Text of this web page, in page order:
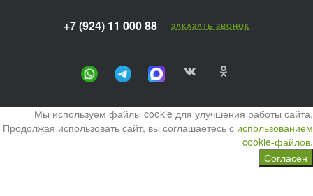
+7 (924) 11 000 88 ЗАКАЗАТЬ ЗВОНОК
Мы используем файлы cookie для улучшения работы сайта.
Продолжая использовать сайт, вы соглашаетесь с использованием
cookie-файлов.
Согласен